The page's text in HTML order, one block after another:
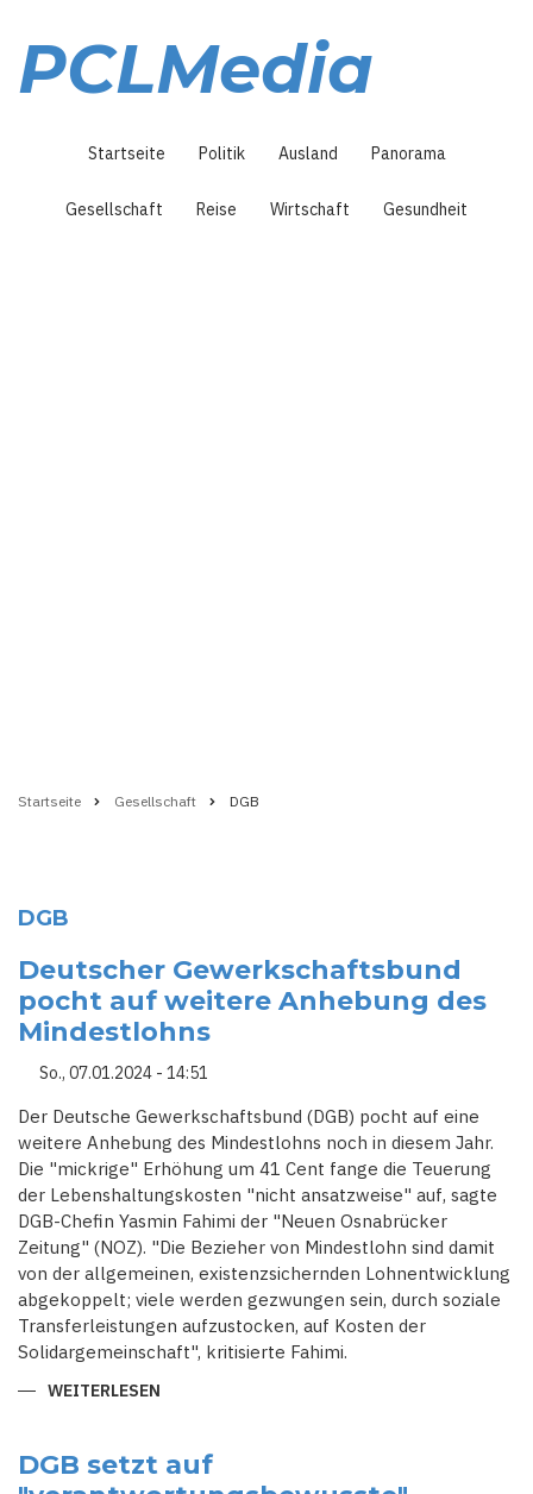
Inhalt
PCLMedia
Startseite Politik Ausland Panorama
Gesellschaft Reise Wirtschaft Gesundheit
Startseite Gesellschaft DGB
DGB
Deutscher Gewerkschaftsbund
pocht auf weitere Anhebung des
Mindestlohns
So., 07.01.2024 - 14:51
Der Deutsche Gewerkschaftsbund (DGB) pocht auf eine
weitere Anhebung des Mindestlohns noch in diesem Jahr.
Die "mickrige" Erhöhung um 41 Cent fange die Teuerung
der Lebenshaltungskosten "nicht ansatzweise" auf, sagte
DGB-Chefin Yasmin Fahimi der "Neuen Osnabrücker
Zeitung" (NOZ). "Die Bezieher von Mindestlohn sind damit
von der allgemeinen, existenzsichernden Lohnentwicklung
abgekoppelt; viele werden gezwungen sein, durch soziale
Transferleistungen aufzustocken, auf Kosten der
Solidargemeinschaft", kritisierte Fahimi.
WEITERLESEN
AUF
WEITERE
DGB setzt auf